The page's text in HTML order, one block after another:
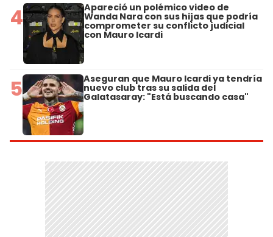
4 Apareció un polémico video de
Wanda Nara con sus hijas que podría
comprometer su conflicto judicial
con Mauro Icardi
5 Aseguran que Mauro Icardi ya tendría
nuevo club tras su salida del
Galatasaray: "Está buscando casa"